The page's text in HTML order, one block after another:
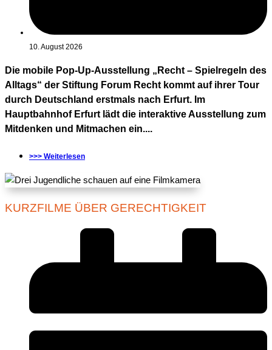
10. August 2026
Die mobile Pop-Up-Ausstellung „Recht – Spielregeln des
Alltags“ der Stiftung Forum Recht kommt auf ihrer Tour
durch Deutschland erstmals nach Erfurt. Im
Hauptbahnhof Erfurt lädt die interaktive Ausstellung zum
Mitdenken und Mitmachen ein....
>>> Weiterlesen
KURZFILME ÜBER GERECHTIGKEIT